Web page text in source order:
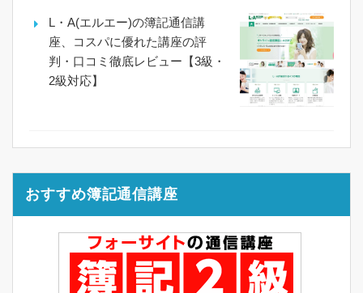
L・A(エルエー)の簿記通信講
座、コスパに優れた講座の評
判・口コミ徹底レビュー【3級・
2級対応】
おすすめ簿記通信講座